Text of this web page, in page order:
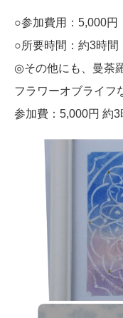
○参加費用：5,000円
○所要時間：約3時間
◎その他にも、曼荼
フラワーオブライフ
参加費：5,000円 約3